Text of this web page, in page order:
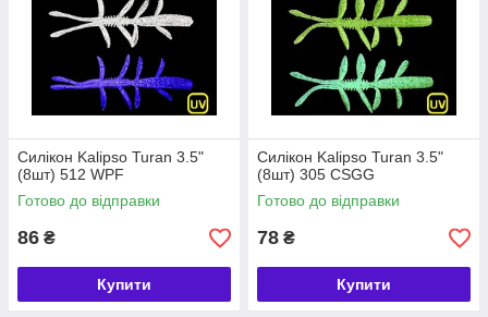
Силікон Kalipso Turan 3.5"
(8шт) 512 WPF
Готово до відправки
86 ₴
Купити
Силікон Kalipso Turan 3.5"
(8шт) 305 CSGG
Готово до відправки
78 ₴
Купити